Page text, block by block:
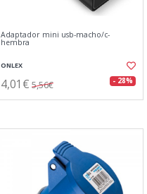
Adaptador mini usb-macho/c-
hembra
ONLEX
4,01€ 5,56€ - 28%